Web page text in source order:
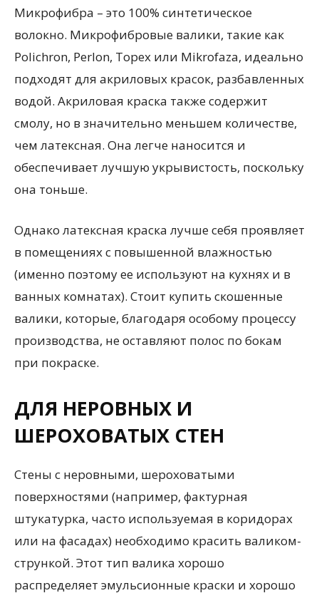
Микрофибра – это 100% синтетическое
волокно. Микрофибровые валики, такие как
Polichron, Perlon, Topex или Mikrofaza, идеально
подходят для акриловых красок, разбавленных
водой. Акриловая краска также содержит
смолу, но в значительно меньшем количестве,
чем латексная. Она легче наносится и
обеспечивает лучшую укрывистость, поскольку
она тоньше.
Однако латексная краска лучше себя проявляет
в помещениях с повышенной влажностью
(именно поэтому ее используют на кухнях и в
ванных комнатах). Стоит купить скошенные
валики, которые, благодаря особому процессу
производства, не оставляют полос по бокам
при покраске.
ДЛЯ НЕРОВНЫХ И
ШЕРОХОВАТЫХ СТЕН
Стены с неровными, шероховатыми
поверхностями (например, фактурная
штукатурка, часто используемая в коридорах
или на фасадах) необходимо красить валиком-
стрункой. Этот тип валика хорошо
распределяет эмульсионные краски и хорошо